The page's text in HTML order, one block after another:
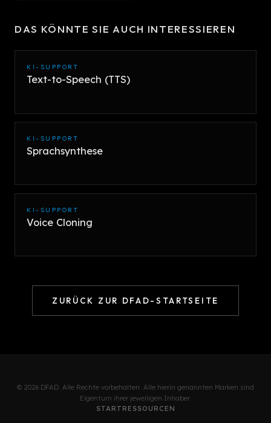
DAS KÖNNTE SIE AUCH INTERESSIEREN
KI-SUPPORT
Text-to-Speech (TTS)
KI-SUPPORT
Sprachsynthese
KI-SUPPORT
Voice Cloning
ZURÜCK ZUR DFAD-STARTSEITE
© 2026 DFAD. Alle Rechte vorbehalten. Alle hierin genannten Marken sind
Eigentum ihrer jeweiligen Inhaber.
START RESSOURCEN